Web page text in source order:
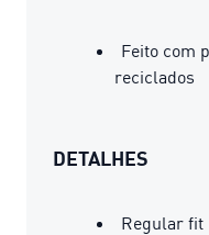
Feito com
reciclados
DETALHES
Regular fit